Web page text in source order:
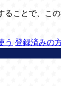
ることで、こ
う 登録済みの